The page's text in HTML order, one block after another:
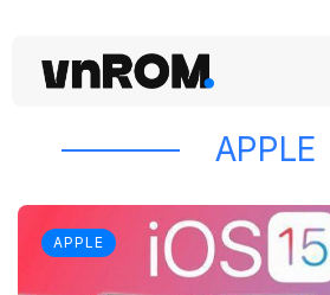
APPLE
APPLE